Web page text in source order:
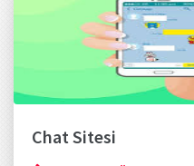
Chat Sitesi